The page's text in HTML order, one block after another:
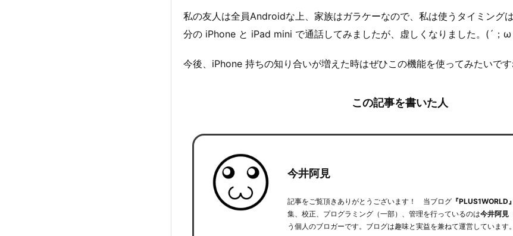
私の友人は全員Androidな上、家族はガラケーなので、私は使うタイミング
分の iPhone と iPad mini で通話してみましたが、虚しくなりました。(´；ω
今後、iPhone 持ちの知り合いが増えた時はぜひこの機能を使ってみたいです
この記事を書いた人
今井阿見
記事をご覧頂きありがとうございます！ 当ブログ『PLUS1WORLD』
集、校正、プログラミング（一部）、管理を行っているのは今井阿見
う個人のブロガーです。ブログは趣味と実益を兼ねて運営しています。